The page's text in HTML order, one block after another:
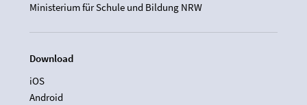
Ministerium für Schule und Bildung NRW
Download
iOS
Android